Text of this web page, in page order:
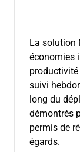
La solution
économies
productivité
suivi
long du
démontrés
permis de
égards.